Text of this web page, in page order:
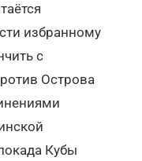
избранному
с
Острова
Кубы